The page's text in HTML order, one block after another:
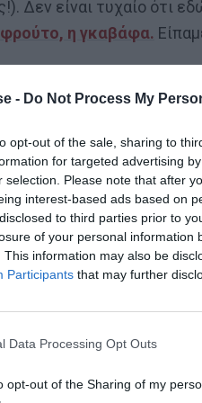
- Do Not Process My
opt-out of the sale, sharing to
for targeted advertising
selection. Please note that after
interest-based ads based on
to third parties prior to
of your personal information
This information may also be
Participants that may further
Data Processing Opt Outs
opt-out of the Sharing of my
Δεν είναι τυχαίο ότι
φρούτο, η γκαβάφα.
ειδικά ψαρικά,
: Στα γλυκά. Τα οποία
που σε αυτές τις
και σε αλμυρή
τηγλυκιά
έγινε.